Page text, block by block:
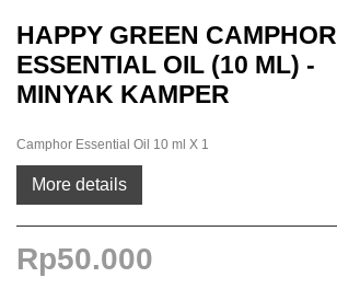
HAPPY GREEN CAMPHOR
ESSENTIAL OIL (10 ML) -
MINYAK KAMPER
Camphor Essential Oil 10 ml X 1
More details
Rp50.000